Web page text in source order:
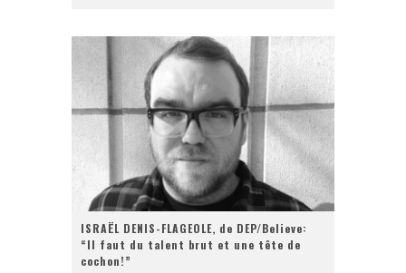
ISRAËL DENIS-FLAGEOLE, de DEP/Believe:
“Il faut du talent brut et une tête de
cochon!”